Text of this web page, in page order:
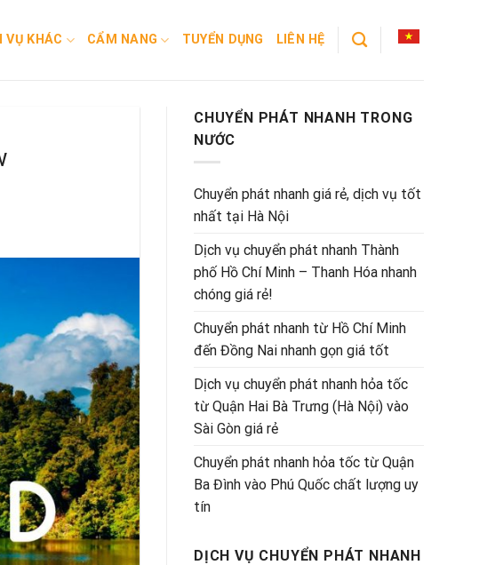
VỤ KHÁC CẨM NANG TUYỂN DỤNG LIÊN HỆ
CHUYỂN PHÁT NHANH TRONG
NƯỚC
Chuyển phát nhanh giá rẻ, dịch vụ tốt
nhất tại Hà Nội
Dịch vụ chuyển phát nhanh Thành
phố Hồ Chí Minh – Thanh Hóa nhanh
chóng giá rẻ!
Chuyển phát nhanh từ Hồ Chí Minh
đến Đồng Nai nhanh gọn giá tốt
Dịch vụ chuyển phát nhanh hỏa tốc
từ Quận Hai Bà Trưng (Hà Nội) vào
Sài Gòn giá rẻ
Chuyển phát nhanh hỏa tốc từ Quận
Ba Đình vào Phú Quốc chất lượng uy
tín
DỊCH VỤ CHUYỂN PHÁT NHANH